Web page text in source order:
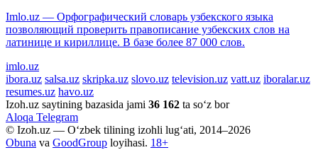
Imlo.uz — Орфографический словарь узбекского языка
позволяющий проверить правописание узбекских слов на
латинице и кириллице. В базе более 87 000 слов.
imlo.uz
ibora.uz salsa.uz skripka.uz slovo.uz television.uz vatt.uz iboralar.uz
resumes.uz havo.uz
Izoh.uz saytining bazasida jami 36 162 ta so‘z bor
Aloqa Telegram
© Izoh.uz — O‘zbek tilining izohli lug‘ati, 2014–2026
Obuna va GoodGroup loyihasi. 18+